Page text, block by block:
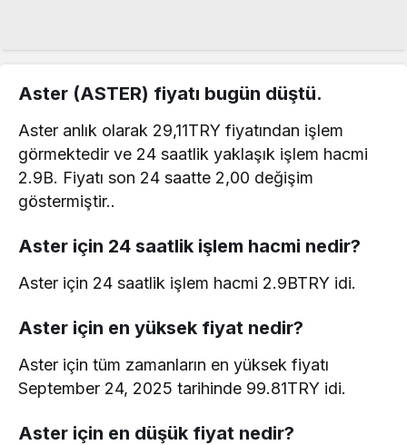
Aster (ASTER) fiyatı bugün düştü.
Aster anlık olarak 29,11TRY fiyatından işlem
görmektedir ve 24 saatlik yaklaşık işlem hacmi
2.9B. Fiyatı son 24 saatte 2,00 değişim
göstermiştir..
Aster için 24 saatlik işlem hacmi nedir?
Aster için 24 saatlik işlem hacmi 2.9BTRY idi.
Aster için en yüksek fiyat nedir?
Aster için tüm zamanların en yüksek fiyatı
September 24, 2025 tarihinde 99.81TRY idi.
Aster için en düşük fiyat nedir?